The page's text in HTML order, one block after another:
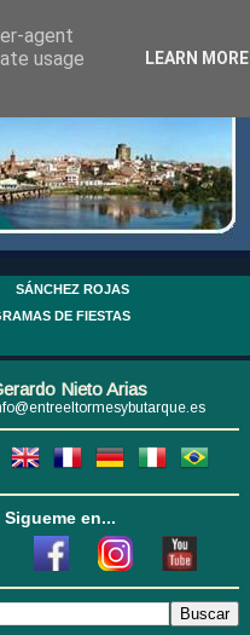
SÁNCHEZ ROJAS
DE FIESTAS
Nieto Arias
Sigueme en...
agent
usage
LEARN MORE